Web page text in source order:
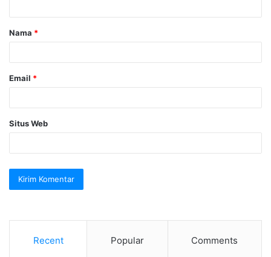
a
r
Nama *
Email *
Situs Web
Recent Popular Comments